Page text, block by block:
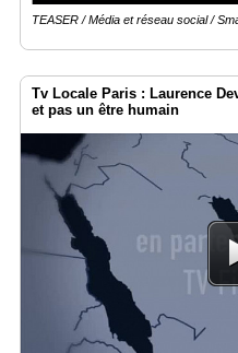
TEASER / Média et réseau social /
Tv Locale Paris : Laurence
et pas un être humain